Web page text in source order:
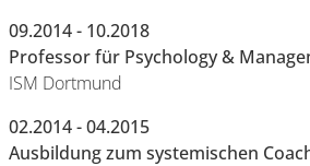
09.2014 - 10.2018
Professor für Psychology &
ISM Dortmund
02.2014 - 04.2015
Ausbildung zum systemischen